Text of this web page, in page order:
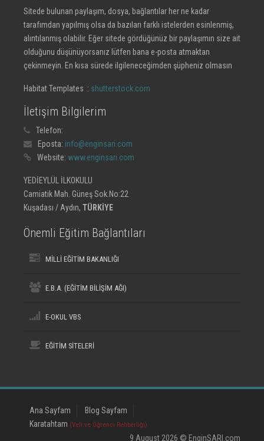
Sitede bulunan paylaşım, dosya, bağlantılar her ne kadar
tarafımdan yapılmış olsa da bazıları farklı istelerden esinlenmiş,
alıntılanmış olabilir. Eğer sitede gördüğünüz bir paylaşımın size ait
olduğunu düşünüyorsanız lütfen bana e-posta atmaktan
çekinmeyin. En kısa sürede ilgileneceğimden şüpheniz olmasın
Habitat Templates : shutterstock.com
İletişim Bilgilerim
Telefon:
Eposta: info@enginsari.com
Website: www.enginsari.com
YEDİEYLÜL İLKOKULU
Camiatik Mah. Güneş Sok.No:22
Kuşadası / Aydın, TÜRKİYE
Önemli Eğitim Bağlantıları
MİLLİ EĞİTİM BAKANLIĞI
E.B.A. (EĞİTİM BİLİŞİM AĞI)
E-OKUL VBS
EĞİTİM SİTELERİ
Ana Sayfam
Blog Sayfam
Karatahtam (Veli ve Öğrenci Rehberliği)
9 August 2026 © EnginSARI.com